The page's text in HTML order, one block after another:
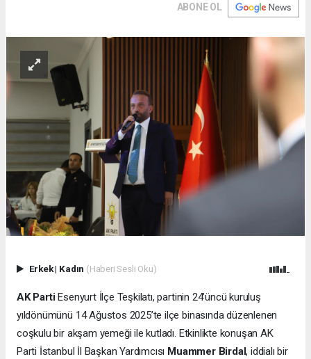
ABONE OL
Erkek| Kadın (Haberi Sesli Oku)
AK PartiEsenyurt İlçe Teşkilatı, partinin 24’üncü kuruluş
yıldönümünü 14 Ağustos 2025’te ilçe binasında düzenlenen
coşkulu bir akşam yemeği ile kutladı. Etkinlikte konuşan AK
Parti İstanbul İl Başkan Yardımcısı Muammer Birdal, iddialı bir